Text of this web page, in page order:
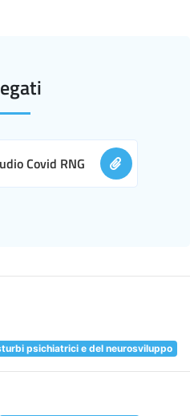
Covid RNG
psichiatrici e del neurosviluppo